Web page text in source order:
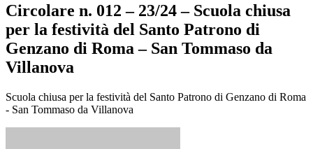
Circolare n. 012 – 23/24 – Scuola chiusa
per la festività del Santo Patrono di
Genzano di Roma – San Tommaso da
Villanova
Scuola chiusa per la festività del Santo Patrono di Genzano di Roma
- San Tommaso da Villanova